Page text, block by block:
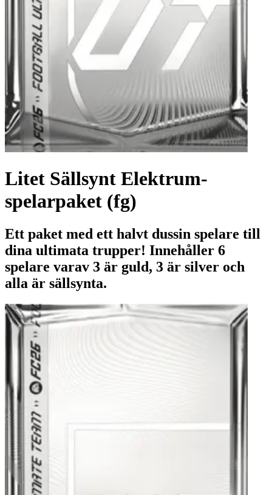
Litet Sällsynt Elektrum-
spelarpaket (fg)
Ett paket med ett halvt dussin spelare till
dina ultimata trupper! Innehåller 6
spelare varav 3 är guld, 3 är silver och
alla är sällsynta.